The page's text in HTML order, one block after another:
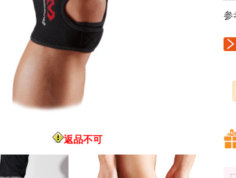
返品不可
参